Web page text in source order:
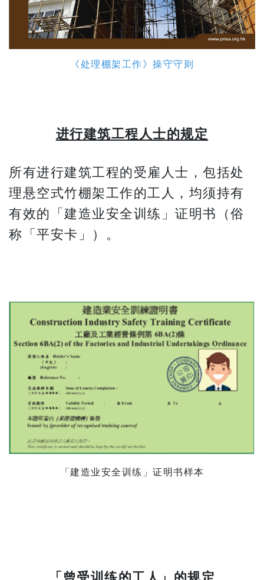
《处理棚架工作》操守守则
进行建筑工程人士的规定
所有进行建筑工程的受雇人士，包括处
理悬空式竹棚架工作的工人，均须持有
有效的「建造业安全训练」证明书（俗
称「平安卡」）。
「建造业安全训练」证明书样本